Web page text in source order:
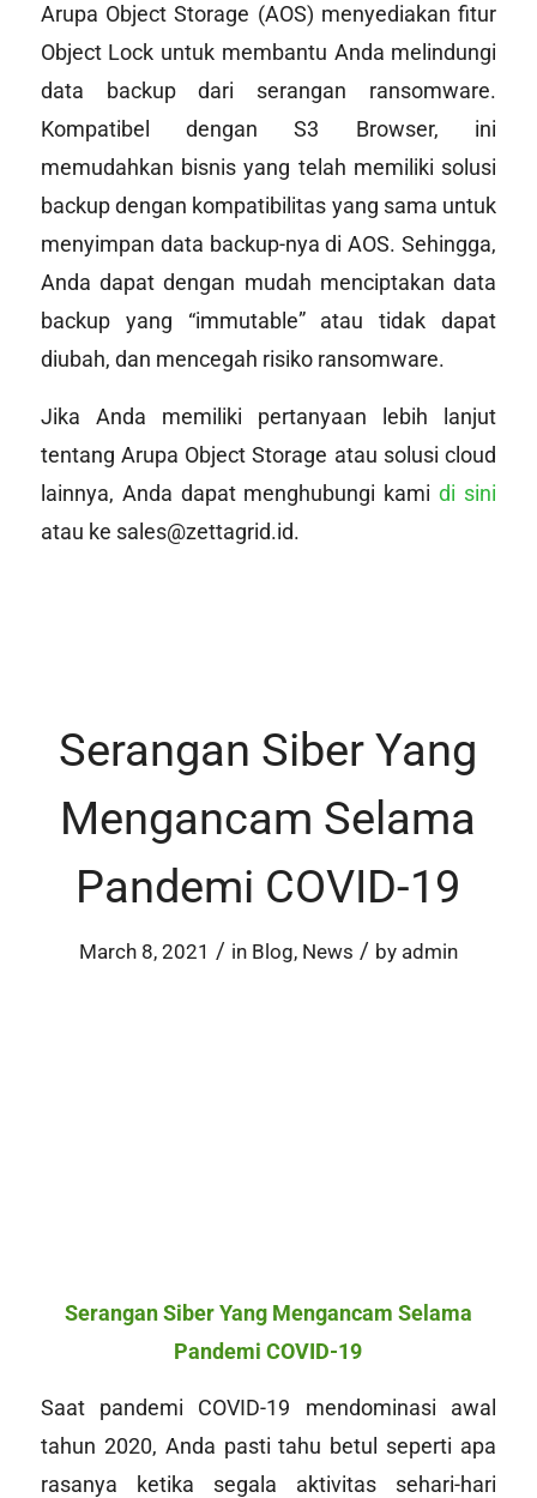
Arupa Object Storage (AOS) menyediakan fitur
Object Lock untuk membantu Anda melindungi
data backup dari serangan ransomware.
Kompatibel dengan S3 Browser, ini
memudahkan bisnis yang telah memiliki solusi
backup dengan kompatibilitas yang sama untuk
menyimpan data backup-nya di AOS. Sehingga,
Anda dapat dengan mudah menciptakan data
backup yang “immutable” atau tidak dapat
diubah, dan mencegah risiko ransomware.
Jika Anda memiliki pertanyaan lebih lanjut
tentang Arupa Object Storage atau solusi cloud
lainnya, Anda dapat menghubungi kamidi sini
atau ke sales@zettagrid.id.
Serangan Siber Yang
Mengancam Selama
Pandemi COVID-19
March 8, 2021 / in Blog, News / by admin
Serangan Siber Yang Mengancam Selama
Pandemi COVID-19
Saat pandemi COVID-19 mendominasi awal
tahun 2020, Anda pasti tahu betul seperti apa
rasanya ketika segala aktivitas sehari-hari